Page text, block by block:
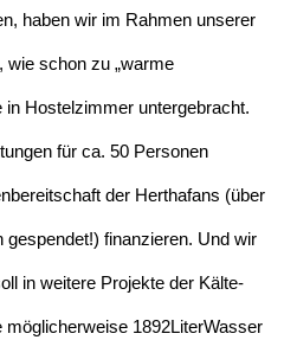
haben wir im Rahmen unserer
wie schon zu „warme
Hostelzimmer untergebracht.
für ca. 50 Personen
der Herthafans (über
gespendet!) finanzieren. Und wir
in weitere Projekte der Kälte-
1892LiterWasser